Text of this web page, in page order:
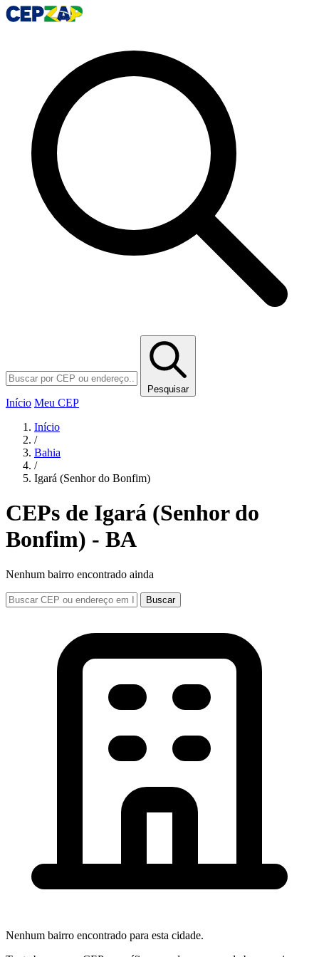
Pesquisar
Início Meu CEP
Início
/
Bahia
/
Igará (Senhor do Bonfim)
CEPs de Igará (Senhor do
Bonfim) - BA
Nenhum bairro encontrado ainda
Buscar
Nenhum bairro encontrado para esta cidade.